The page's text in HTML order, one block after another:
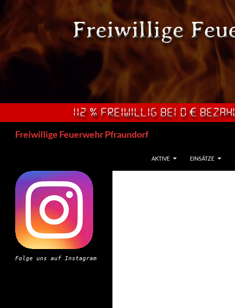
springen
Freiwillige Feuerwehr Pfraundorf
AKTIVE EINSÄTZE
Folge uns auf Instagram